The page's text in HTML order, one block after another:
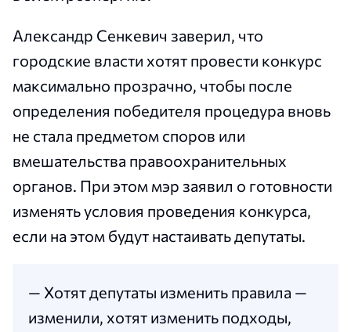
Александр Сенкевич заверил, что
городские власти хотят провести конкурс
максимально прозрачно, чтобы после
определения победителя процедура вновь
не стала предметом споров или
вмешательства правоохранительных
органов. При этом мэр заявил о готовности
изменять условия проведения конкурса,
если на этом будут настаивать депутаты.
— Хотят депутаты изменить правила —
изменили, хотят изменить подходы,